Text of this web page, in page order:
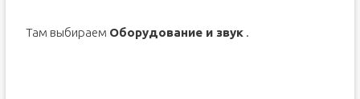
Там выбираем Оборудование и звук.